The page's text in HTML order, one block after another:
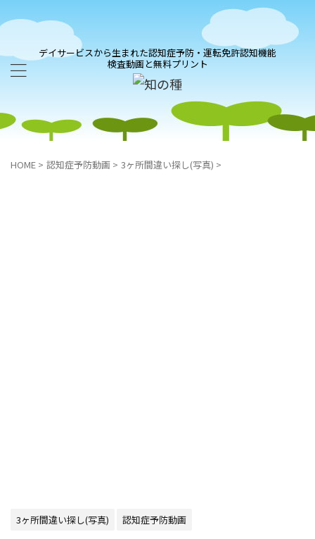
デイサービスから生まれた認知症予防・運転免許認知機能
検査動画と無料プリント
HOME > 認知症予防動画 > 3ヶ所間違い探し(写真) >
3ヶ所間違い探し(写真) 認知症予防動画